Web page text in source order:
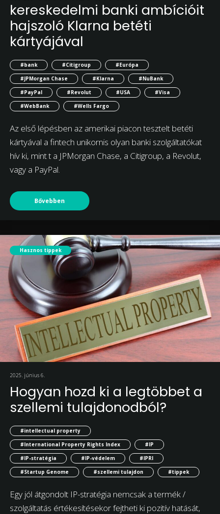
kereskedelmi banki ambícióit
hajszoló Klarna betéti
kártyájával
#bank #Citigroup
#Európa
#JPMorgan Chase
#Klarna
#NuBank
#PayPal
#Revolut #USA
#Visa
#WebBank
#Wells Fargo
Az első lépésben az amerikai piacon tesztelt betéti
kártyával a fintech unikornis olyan banki szolgáltatókat
hív ki, mint t a JPMorgan Chase, a Citigroup, a Revolut,
vagy a PayPal.
Bővebben
Hasznos tippek
2025. június 6.
Hogyan hozd ki a legtöbbet a
szellemi tulajdonodból?
#intellectual property
#International Property Rights Index
#IP
#IP-stratégia
#IP-védelem
#IPRI
#Startup Genome
#szellemi tulajdon #tippek
Egy jól átgondolt IP-stratégia nemcsak a termék /
szolgáltatás értékesítésekor fejtheti ki pozitív hatását,